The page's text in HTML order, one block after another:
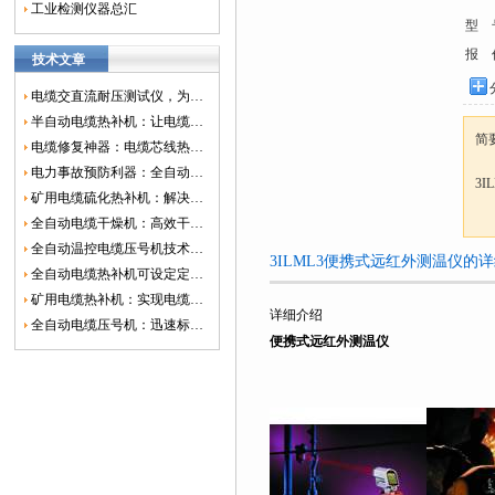
工业检测仪器总汇
技术文章
电缆交直流耐压测试仪，为电网安全保驾护航
半自动电缆热补机：让电缆修复更简单、更高效！
电缆修复神器：电缆芯线热补机如何保障电网安全？
电力事故预防利器：全自动控温电缆热补机
矿用电缆硫化热补机：解决矿山电缆故障的新选择
全自动电缆干燥机：高效干燥，电缆质量
全自动温控电缆压号机技术革新：数字化标识的新趋势
全自动电缆热补机可设定定时功能，实现自动化热补
矿用电缆热补机：实现电缆故障修复的高效装置
全自动电缆压号机：迅速标识电缆的利器
型
报
简
3ILML3便携式远红外测温仪的
详细介绍
便携式远红外测温仪